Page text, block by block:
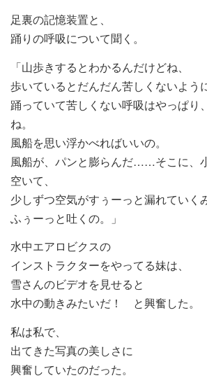
足裏の記憶装置と、
踊りの呼吸について聞く。
「山歩きするとわかるんだけどね、
歩いているとだんだん苦しくないよう
踊っていて苦しくない呼吸はやっぱり
ね。
風船を思い浮かべればいいの。
風船が、パンと膨らんだ……そこに、
空いて、
少しずつ空気がすぅーっと漏れていく
ふぅーっと吐くの。」
水中エアロビクスの
インストラクターをやってる妹は、
雪さんのビデオを見せると
水中の動きみたいだ！ と興奮した。
私は私で、
出てきた写真の美しさに
興奮していたのだった。